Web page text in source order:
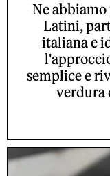
Ne
Latini,
italiana e
semplice e
verdura